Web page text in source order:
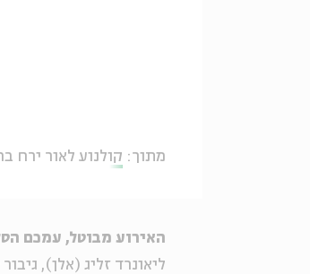
מתוך: קולנוע לאור ירח
האירוע מבוטל, עמכם
ליאונרד זליג (אלן),